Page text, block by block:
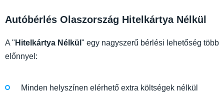
Autóbérlés Olaszország Hitelkártya Nélkül
A " Hitelkártya Nélkül " egy nagyszerű bérlési lehetőség több
előnnyel:
Minden helyszínen elérhető extra költségek nélkül